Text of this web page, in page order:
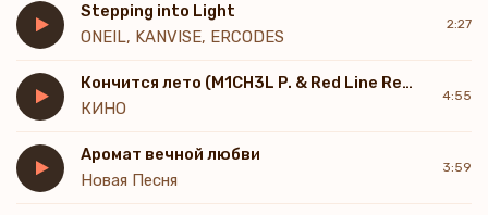
Stepping into Light
ONEIL, KANVISE, ERCODES
2:27
Кончится лето (M1CH3L P. & Red Line Remix) Radio Version
КИНО
4:55
Аромат вечной любви
Новая Песня
3:59